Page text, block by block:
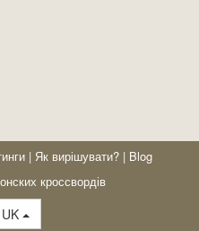
| Як вирішувати? | Blog
кроссвордів
UK